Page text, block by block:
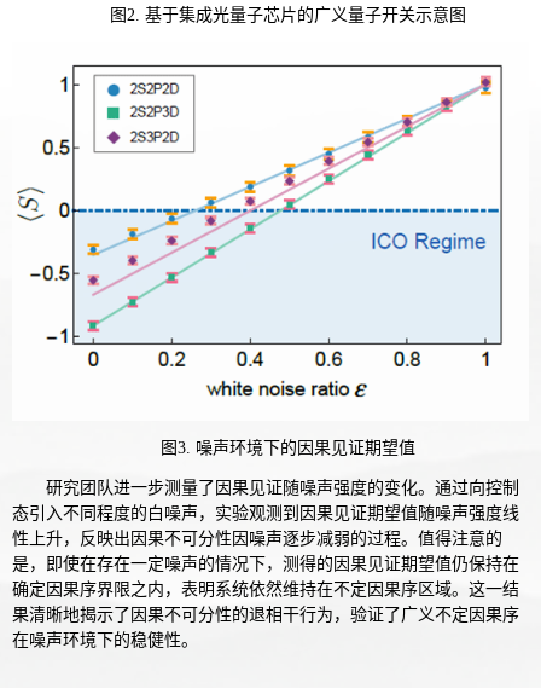
图2. 基于集成光量子芯片的广义量子开关示意图
图3. 噪声环境下的因果见证期望值
研究团队进一步测量了因果见证随噪声强度的变化。通过向控制
态引入不同程度的白噪声，实验观测到因果见证期望值随噪声强度线
性上升，反映出因果不可分性因噪声逐步减弱的过程。值得注意的
是，即使在存在一定噪声的情况下，测得的因果见证期望值仍保持在
确定因果序界限之内，表明系统依然维持在不定因果序区域。这一结
果清晰地揭示了因果不可分性的退相干行为，验证了广义不定因果序
在噪声环境下的稳健性。